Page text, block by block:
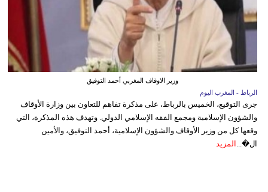
وزير الاوقاف المغربي أحمد التوفيق
الرباط - المغرب اليوم
جرى التوقيع، الخميس بالرباط، على مذكرة تفاهم للتعاون بين وزارة الأوقاف
والشؤون الإسلامية ومجمع الفقه الإسلامي الدولي. وتهدف هذه المذكرة، التي
وقعها كل من وزير الأوقاف والشؤون الإسلامية، أحمد التوفيق، والأمين
ال�... المزيد